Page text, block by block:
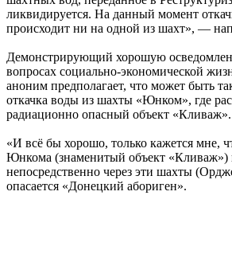
ликвидируется. На данный момент
происходит ни на одной из шахт», —
Демонстрирующий хорошую
вопросах социально-экономической
аноним предполагает, что может быть
откачка воды из шахты «Юнком», где
радиационно опасный объект «Кливаж».
«И всё бы хорошо, только кажется мне,
Юнкома (знаменитый объект «Кливаж»)
непосредственно через эти шахты
опасается «Донецкий абориген».